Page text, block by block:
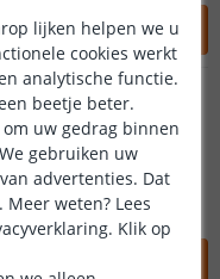
led strip set
| midi recht
led strip
dimbaar | IP67
| Warm wit
9.1
in huis
lijken helpen we u
cookies werkt
analytische functie.
beetje beter.
uw gedrag binnen
gebruiken uw
advertenties. Dat
Meer weten? Lees
Klik op